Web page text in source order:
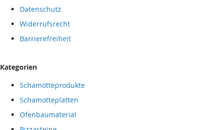
Datenschutz
Widerrufsrecht
Barrierefreiheit
Kategorien
Schamotteprodukte
Schamotteplatten
Ofenbaumaterial